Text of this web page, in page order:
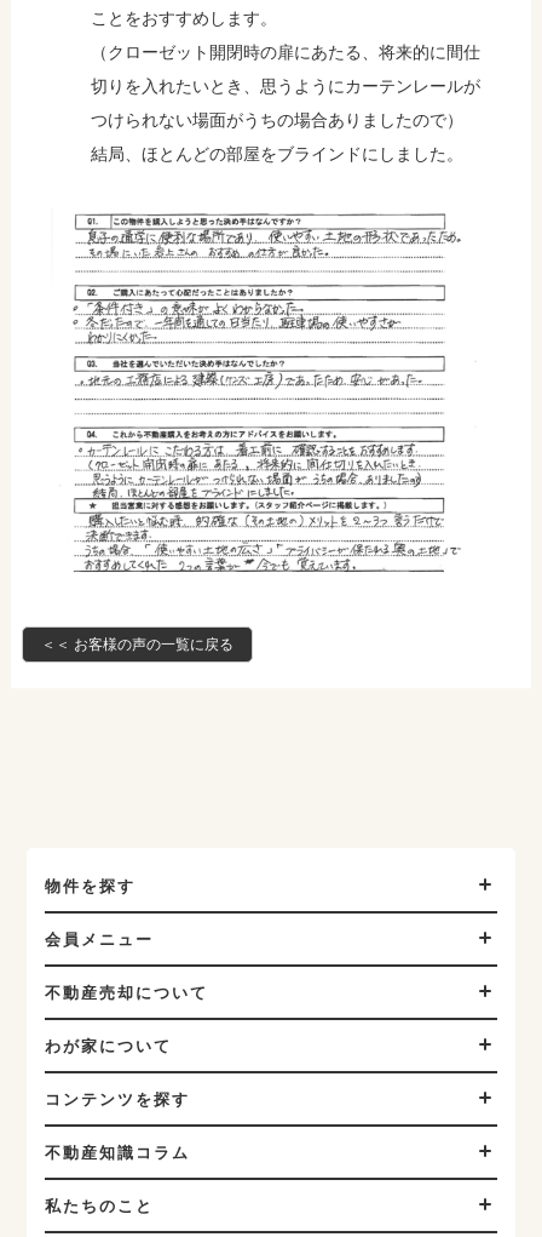
ことをおすすめします。
（クローゼット開閉時の扉にあたる、将来的に間仕
切りを入れたいとき、思うようにカーテンレールが
つけられない場面がうちの場合ありましたので）
結局、ほとんどの部屋をブラインドにしました。
＜＜ お客様の声の一覧に戻る
物件を探す
会員メニュー
不動産売却について
わが家について
コンテンツを探す
不動産知識コラム
私たちのこと